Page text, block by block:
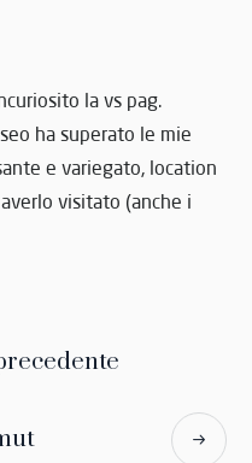
la vs pag.
ha superato le mie
e variegato, location
visitato (anche i